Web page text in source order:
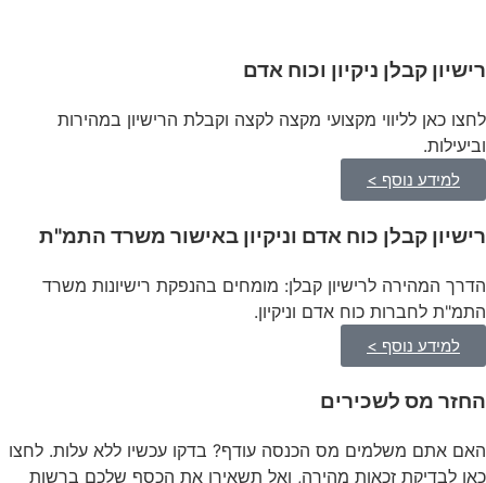
רישיון קבלן ניקיון וכוח אדם
לחצו כאן לליווי מקצועי מקצה לקצה וקבלת הרישיון במהירות
וביעילות.
למידע נוסף >
רישיון קבלן כוח אדם וניקיון באישור משרד התמ"ת
הדרך המהירה לרישיון קבלן: מומחים בהנפקת רישיונות משרד
התמ"ת לחברות כוח אדם וניקיון.
למידע נוסף >
החזר מס לשכירים
האם אתם משלמים מס הכנסה עודף? בדקו עכשיו ללא עלות. לחצו
כאן לבדיקת זכאות מהירה, ואל תשאירו את הכסף שלכם ברשות